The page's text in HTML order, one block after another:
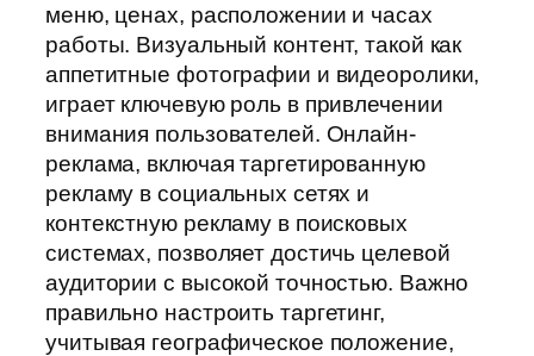
меню, ценах, расположении и часах
работы. Визуальный контент, такой как
аппетитные фотографии и видеоролики,
играет ключевую роль в привлечении
внимания пользователей. Онлайн-
реклама, включая таргетированную
рекламу в социальных сетях и
контекстную рекламу в поисковых
системах, позволяет достичь целевой
аудитории с высокой точностью. Важно
правильно настроить таргетинг,
учитывая географическое положение,